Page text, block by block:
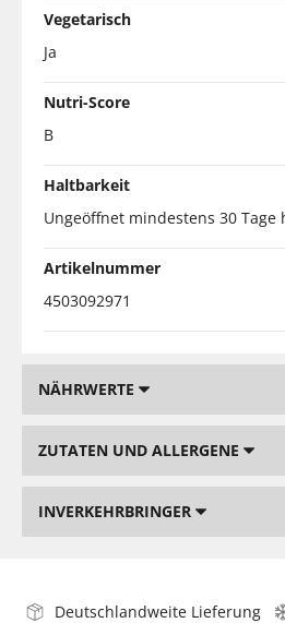
Vegetarisch
Ja
Nutri-Score
B
Haltbarkeit
Ungeöffnet mindestens 30 Tage
Artikelnummer
4503092971
NÄHRWERTE
ZUTATEN UND ALLERGENE
INVERKEHRBRINGER
Deutschlandweite Lieferung